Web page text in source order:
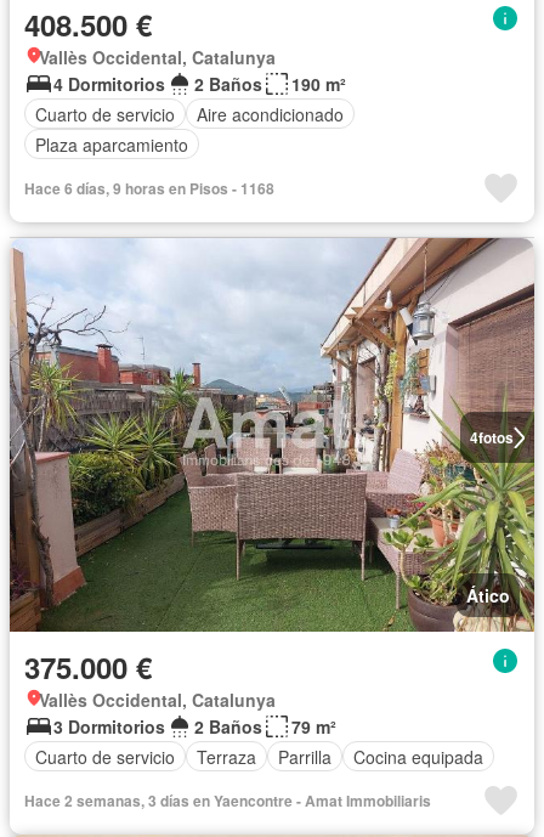
408.500 €
Vallès Occidental, Catalunya
4 Dormitorios
2 Baños
190 m²
Cuarto de servicio
Aire acondicionado
Plaza aparcamiento
Hace 6 días, 9 horas en Pisos - 1168
4fotos
Ático
375.000 €
Vallès Occidental, Catalunya
3 Dormitorios
2 Baños
79 m²
Cuarto de servicio
Terraza Parrilla Cocina equipada
Hace 2 semanas, 3 días en Yaencontre - Amat Immobiliaris